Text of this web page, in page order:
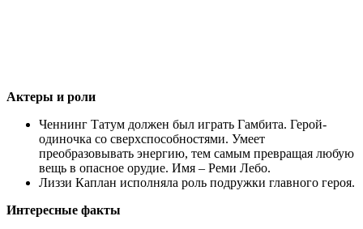
Актеры и роли
Ченнинг Татум должен был играть Гамбита. Герой-
одиночка со сверхспособностями. Умеет
преобразовывать энергию, тем самым превращая любую
вещь в опасное орудие. Имя – Реми Лебо.
Лиззи Каплан исполняла роль подружки главного героя.
Интересные факты